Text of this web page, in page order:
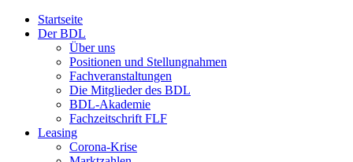
Startseite
Der BDL
Über uns
Positionen und Stellungnahmen
Fachveranstaltungen
Die Mitglieder des BDL
BDL-Akademie
Fachzeitschrift FLF
Leasing
Corona-Krise